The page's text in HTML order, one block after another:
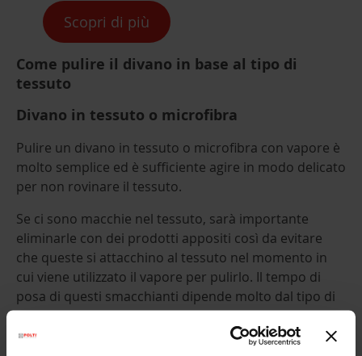
Scopri di più
Come pulire il divano in base al tipo di
tessuto
Divano in tessuto o microfibra
Pulire un divano in tessuto o microfibra con vapore è
molto semplice ed è sufficiente agire in modo delicato
per non rovinare il tessuto.
Se ci sono macchie nel tessuto, sarà importante
eliminarle con dei prodotti appositi così da evitare
che queste si attacchino al tessuto nel momento in
cui viene utilizzato il vapore per pulirlo. Il tempo di
posa di questi smacchianti dipende molto dal tipo di
prodotto, ma suggeriamo di mantenerli in posa per 3-
4 minuti. Dopo di che basterà passare un panno